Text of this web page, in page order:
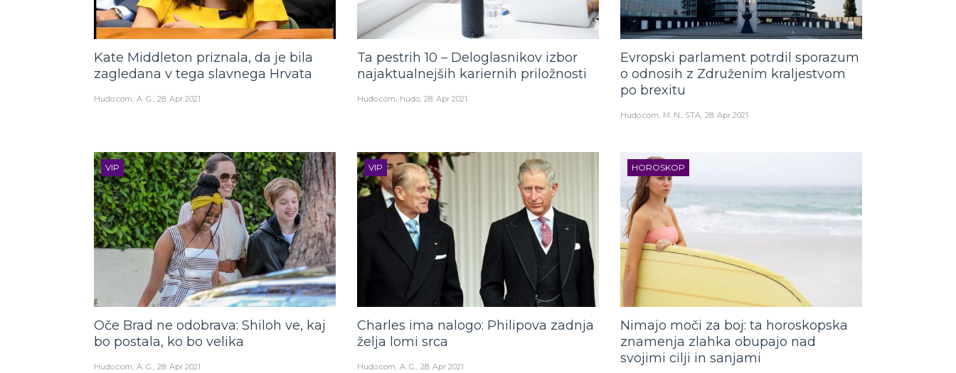
Kate Middleton priznala, da je bila
zagledana v tega slavnega Hrvata
Hudo.com A. G. 28. Apr 2021
Ta pestrih 10 – Deloglasnikov izbor
najaktualnejših kariernih priložnosti
Hudo.com hudo 28. Apr 2021
Evropski parlament potrdil sporazum
o odnosih z Združenim kraljestvom
po brexitu
Hudo.com M. N., STA 28. Apr 2021
VIP
Oče Brad ne odobrava: Shiloh ve, kaj
bo postala, ko bo velika
Hudo.com A. G. 28. Apr 2021
VIP
Charles ima nalogo: Philipova zadnja
želja lomi srca
Hudo.com A. G. 28. Apr 2021
HOROSKOP
Nimajo moči za boj: ta horoskopska
znamenja zlahka obupajo nad
svojimi cilji in sanjami